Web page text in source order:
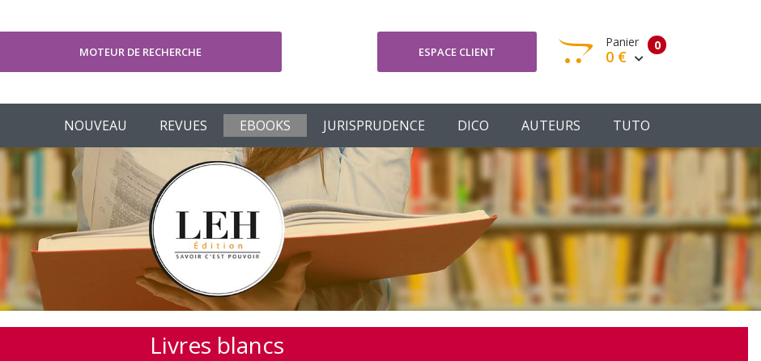
MOTEUR DE RECHERCHE ESPACE CLIENT 0
Panier
0 €
Votre panier est vide
Votre Panier Commander
NOUVEAU REVUES EBOOKS JURISPRUDENCE DICO AUTEURS TUTO
Livres blancs